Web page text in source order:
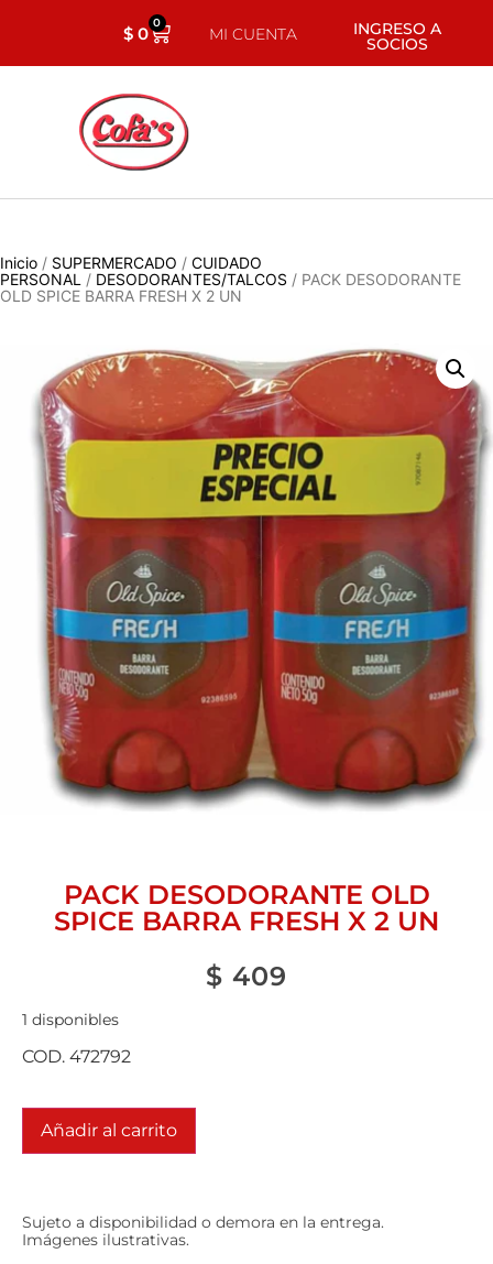
$0 0
MI CUENTA INGRESO A
SOCIOS
Inicio / SUPERMERCADO / CUIDADO
PERSONAL / DESODORANTES/TALCOS / PACK DESODORANTE
OLD SPICE BARRA FRESH X 2 UN
PACK DESODORANTE OLD
SPICE BARRA FRESH X 2 UN
$ 409
1 disponibles
COD. 472792
Añadir al carrito
Sujeto a disponibilidad o demora en la entrega.
Imágenes ilustrativas.